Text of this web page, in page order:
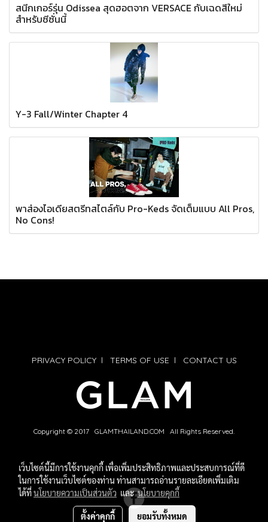
สนีกเกอร์รุ่น Odissea สุดฮอตจาก VERSACE กับเฉดสีใหม่
สำหรับซีซั่นนี้
Y-3 Fall/Winter Chapter 4
พาส่องไอเดียสตรีทสไตล์กับ Pro-Keds จัดเต็มแบบ All Pros,
No Cons!
PRIVACY POLICYl TERMS OF USE l CONTACT US
Copyright © 2017 GLAMTHAILAND.COM All Rights Reserved.
เว็บไซต์นี้มีการใช้งานคุกกี้ เพื่อเพิ่มประสิทธิภาพและประสบการณ์ที่ดี
ในการใช้งานเว็บไซต์ของท่าน ท่านสามารถอ่านรายละเอียดเพิ่มเติม
ได้ที่นโยบายความเป็นส่วนตัว และนโยบายคุกกี้
ตั้งค่าคุกกี้ ยอมรับทั้งหมด